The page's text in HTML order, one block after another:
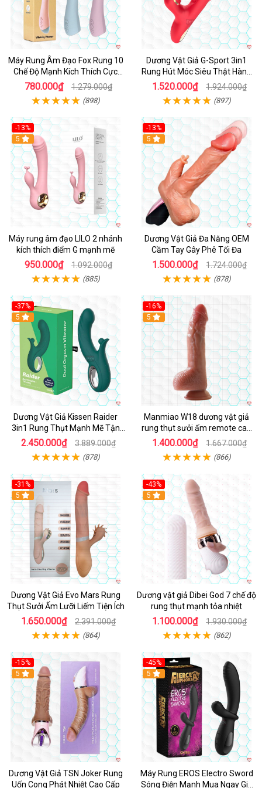
Máy Rung Âm Đạo Fox Rung 10
Chế Độ Mạnh Kích Thích Cực
Sướng
780.000₫ 1.279.000₫
(898)
Dương Vật Giả G-Sport 3in1
Rung Hút Móc Siêu Thật Hàng
Hot
1.520.000₫ 1.924.000₫
(897)
-13%
Hot
5
Máy rung âm đạo LILO 2 nhánh
kích thích điểm G mạnh mẽ
950.000₫ 1.092.000₫
(885)
-13%
Hot
5
Dương Vật Giả Đa Năng OEM
Cầm Tay Gây Phê Tối Đa
1.500.000₫ 1.724.000₫
(878)
-37%
Hot
5
Dương Vật Giả Kissen Raider
3in1 Rung Thụt Mạnh Mẽ Tận
Hưởng
2.450.000₫ 3.889.000₫
(878)
-16%
Hot
5
Manmiao W18 dương vật giả
rung thụt sưởi ấm remote cao
cấp
1.400.000₫ 1.667.000₫
(866)
-31%
5
Dương Vật Giả Evo Mars Rung
Thụt Sưởi Ấm Lưỡi Liếm Tiện Ích
1.650.000₫ 2.391.000₫
(864)
-43%
Hot
5
Dương vật giả Dibei God 7 chế độ
rung thụt mạnh tỏa nhiệt
1.100.000₫ 1.930.000₫
(862)
-15%
5
Dương Vật Giả TSN Joker Rung
Uốn Cong Phát Nhiệt Cao Cấp
-45%
5
Máy Rung EROS Electro Sword
Sóng Điện Mạnh Mua Ngay Giá